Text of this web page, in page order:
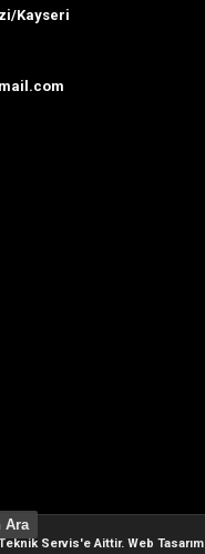
Kayseri
Teknik Servis'e Aittir. Web Tasarım
Ara